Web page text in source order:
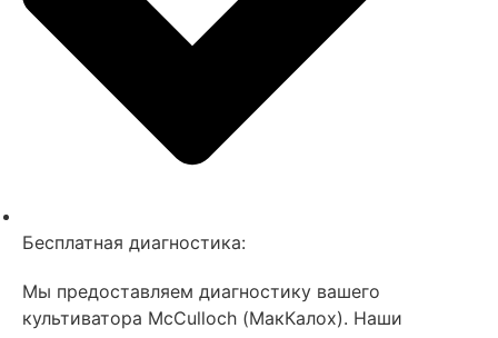
Бесплатная диагностика:
Мы предоставляем диагностику вашего
культиватора MсCulloch (МакКалох). Наши